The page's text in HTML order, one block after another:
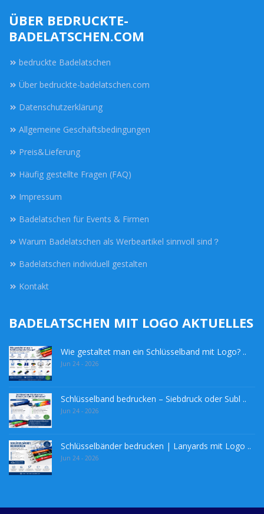
ÜBER BEDRUCKTE-
BADELATSCHEN.COM
bedruckte Badelatschen
Über bedruckte-badelatschen.com
Datenschutzerklärung
Allgemeine Geschäftsbedingungen
Preis&Lieferung
Häufig gestellte Fragen (FAQ)
Impressum
Badelatschen für Events & Firmen
Warum Badelatschen als Werbeartikel sinnvoll sind？
Badelatschen individuell gestalten
Kontakt
BADELATSCHEN MIT LOGO AKTUELLES
Wie gestaltet man ein Schlüsselband mit Logo? ..
Jun 24 - 2026
Schlüsselband bedrucken – Siebdruck oder Subl ..
Jun 24 - 2026
Schlüsselbänder bedrucken | Lanyards mit Logo ..
Jun 24 - 2026